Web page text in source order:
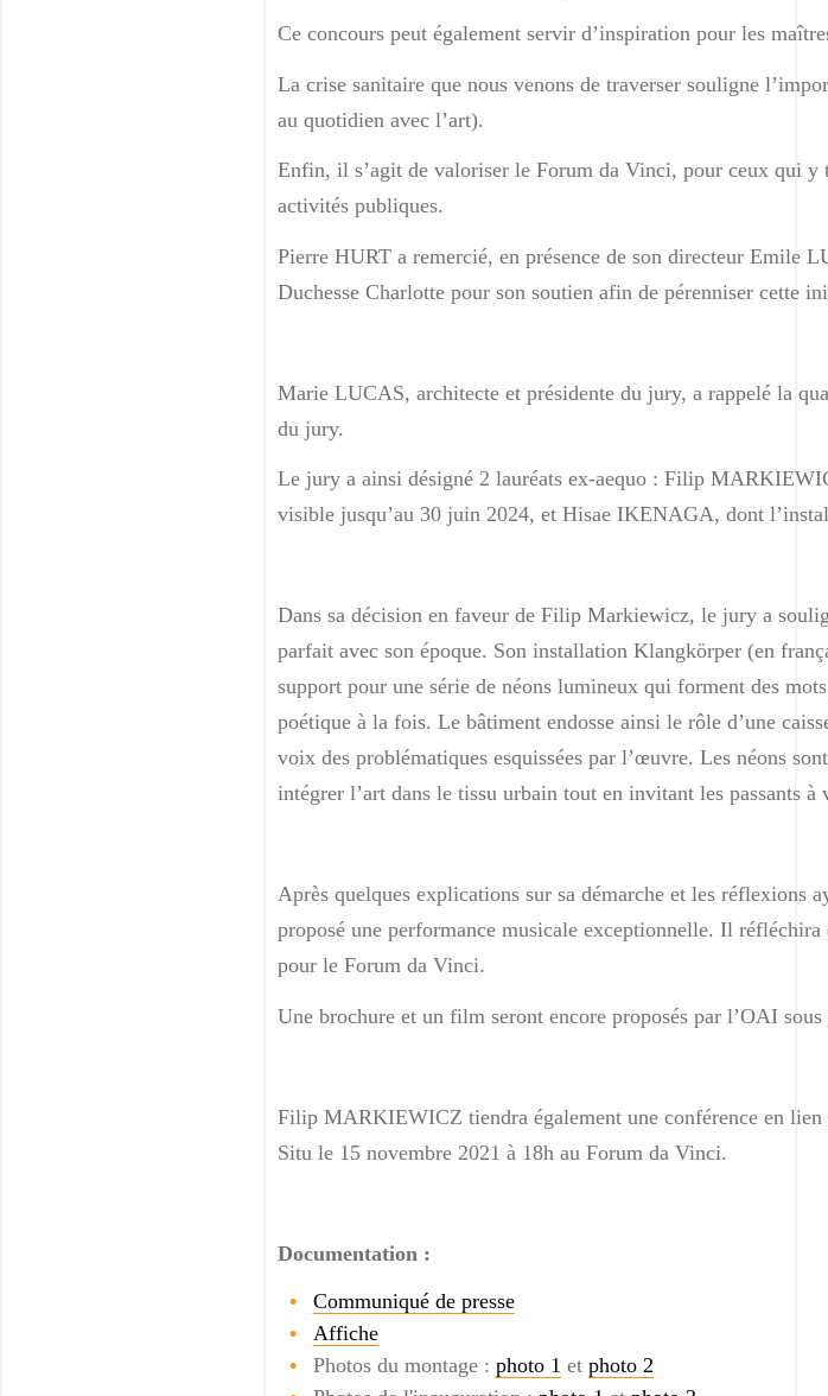
Ce concours peut également servir d’inspiration pour les
La crise sanitaire que nous venons de traverser souligne
au quotidien avec l’art).
Enfin, il s’agit de valoriser le Forum da Vinci, pour ceux qui
activités publiques.
Pierre HURT a remercié, en présence de son directeur Emile
Duchesse Charlotte pour son soutien afin de pérenniser cette
Marie LUCAS, architecte et présidente du jury, a rappelé la
du jury.
Le jury a ainsi désigné 2 lauréats ex-aequo : Filip
visible jusqu’au 30 juin 2024, et Hisae IKENAGA, dont
Dans sa décision en faveur de Filip Markiewicz, le jury a
parfait avec son époque. Son installation Klangkörper (en
support pour une série de néons lumineux qui forment des
poétique à la fois. Le bâtiment endosse ainsi le rôle d’une
voix des problématiques esquissées par l’œuvre. Les néons
intégrer l’art dans le tissu urbain tout en invitant les passants
Après quelques explications sur sa démarche et les
proposé une performance musicale exceptionnelle. Il
pour le Forum da Vinci.
Une brochure et un film seront encore proposés par l’OAI
Filip MARKIEWICZ tiendra également une conférence en
Situ le 15 novembre 2021 à 18h au Forum da Vinci.
Documentation :
Communiqué de presse
Affiche
Photos du montage : photo 1 et photo 2